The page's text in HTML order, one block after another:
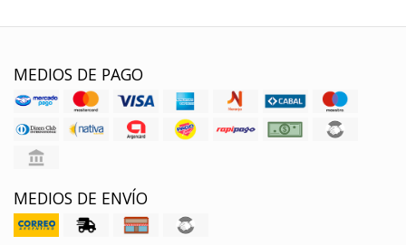
MEDIOS DE PAGO
MEDIOS DE ENVÍO